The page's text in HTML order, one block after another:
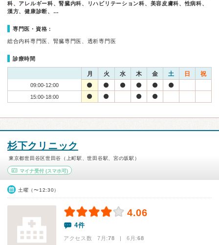
科、アレルギー科、腎臓内科、リハビリテーション科、美容皮膚科、性病科、
漢方、健康診断、…
専門医・資格：
総合内科専門医、腎臓専門医、透析専門医
診療時間
月 火 水 木 金 土 日 祝
09:00-12:00
15:00-18:00
杉下クリニック
東京都世田谷区世田谷（上町駅、世田谷駅、宮の坂駅）
マイナ受付 (スマホ可)
土曜（〜12:30）
4.06
4件
アクセス数 7月:78 | 6月:68